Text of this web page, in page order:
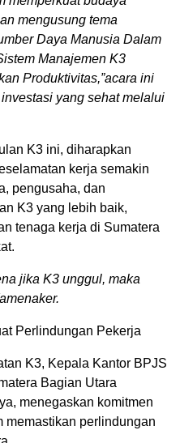
mengusung tema
Daya Manusia Dalam
Manajemen K3
Produktivitas,”acara ini
yang sehat melalui
K3 ini, diharapkan
kerja semakin
pengusaha, dan
K3 yang lebih baik,
tenaga kerja di Sumatera
jika K3 unggul, maka
Perlindungan Pekerja
K3, Kepala Kantor BPJS
Bagian Utara
menegaskan komitmen
memastikan perlindungan